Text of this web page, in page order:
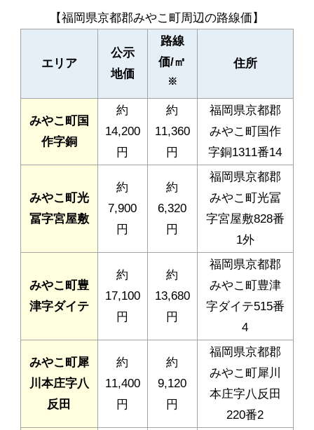
【福岡県京都郡みやこ町周辺の路線価】
エリア
公示
地価
路線
価/㎡
※
住所
みやこ町国
作字銅
約
14,200
円
約
11,360
円
福岡県京都郡
みやこ町国作
字銅1311番14
みやこ町光
冨字宮屋敷
約
7,900
円
約
6,320
円
福岡県京都郡
みやこ町光冨
字宮屋敷828番
1外
みやこ町豊
津字ダイテ
約
17,100
円
約
13,680
円
福岡県京都郡
みやこ町豊津
字ダイテ515番
4
みやこ町犀
川本庄字八
反田
約
11,400
円
約
9,120
円
福岡県京都郡
みやこ町犀川
本庄字八反田
220番2